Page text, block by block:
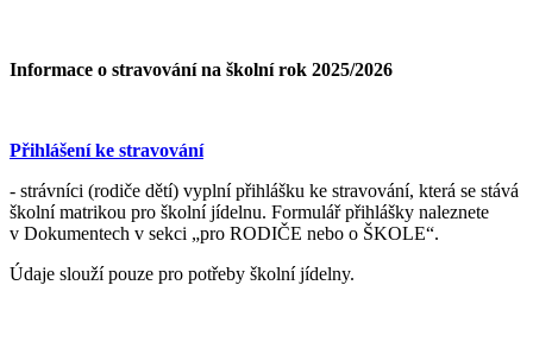
Informace o stravování na školní rok 2025/2026
Přihlášení ke stravování
- strávníci (rodiče dětí) vyplní přihlášku ke stravování, která se stává
školní matrikou pro školní jídelnu. Formulář přihlášky naleznete
v Dokumentech v sekci „pro RODIČE nebo o ŠKOLE“.
Údaje slouží pouze pro potřeby školní jídelny.